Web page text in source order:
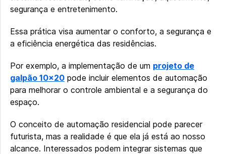
segurança e entretenimento.
Essa prática visa aumentar o conforto, a segurança e
a eficiência energética das residências.
Por exemplo, a implementação de um projeto de
galpão 10×20 pode incluir elementos de automação
para melhorar o controle ambiental e a segurança do
espaço.
O conceito de automação residencial pode parecer
futurista, mas a realidade é que ela já está ao nosso
alcance. Interessados podem integrar sistemas que